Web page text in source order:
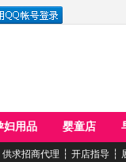
妇用品 婴童店
供求招商代理 ┆ 开店指导 ┆